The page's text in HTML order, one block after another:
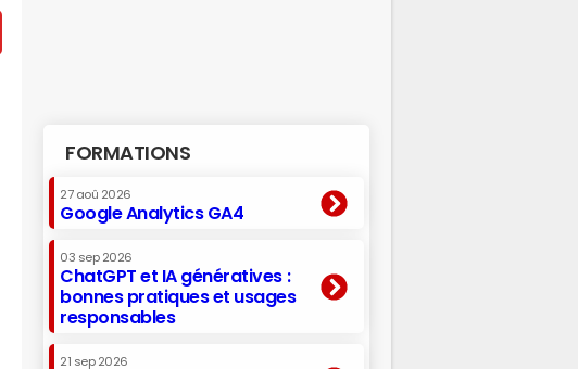
FORMATIONS
27 aoû 2026
Google Analytics GA4
03 sep 2026
ChatGPT et IA génératives :
bonnes pratiques et usages
responsables
21 sep 2026